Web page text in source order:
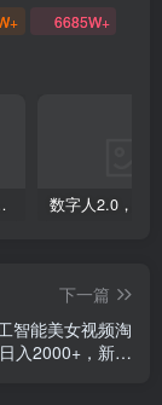
6685W+
抖音上热门项目
下一篇
智能美女视频淘
入2000+，新手